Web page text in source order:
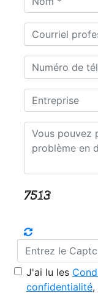
J'ai lu les
confidentialité,